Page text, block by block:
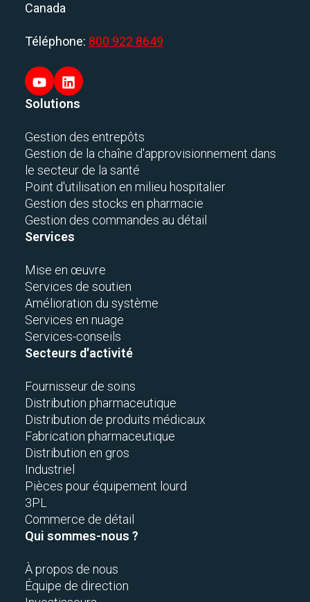
Canada
Téléphone: 800 922 8649
Solutions
Gestion des entrepôts
Gestion de la chaîne d'approvisionnement dans
le secteur de la santé
Point d'utilisation en milieu hospitalier
Gestion des stocks en pharmacie
Gestion des commandes au détail
Services
Mise en œuvre
Services de soutien
Amélioration du système
Services en nuage
Services-conseils
Secteurs d'activité
Fournisseur de soins
Distribution pharmaceutique
Distribution de produits médicaux
Fabrication pharmaceutique
Distribution en gros
Industriel
Pièces pour équipement lourd
3PL
Commerce de détail
Qui sommes-nous ?
À propos de nous
Équipe de direction